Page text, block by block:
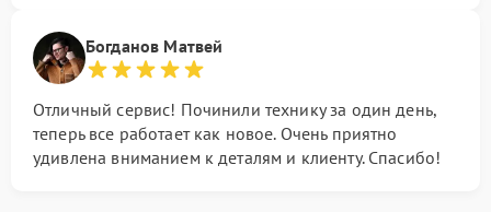
Богданов Матвей
Отличный сервис! Починили технику за один день,
теперь все работает как новое. Очень приятно
удивлена вниманием к деталям и клиенту. Спасибо!